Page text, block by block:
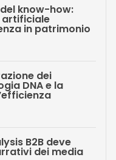
know-how:
artificiale
in patrimonio
dei
DNA e la
B2B deve
dei media